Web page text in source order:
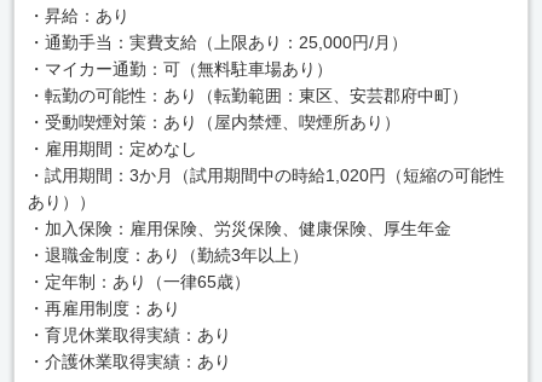
・昇給：あり
・通勤手当：実費支給（上限あり：25,000円/月）
・マイカー通勤：可（無料駐車場あり）
・転勤の可能性：あり（転勤範囲：東区、安芸郡府中町）
・受動喫煙対策：あり（屋内禁煙、喫煙所あり）
・雇用期間：定めなし
・試用期間：3か月（試用期間中の時給1,020円（短縮の可能性
あり））
・加入保険：雇用保険、労災保険、健康保険、厚生年金
・退職金制度：あり（勤続3年以上）
・定年制：あり（一律65歳）
・再雇用制度：あり
・育児休業取得実績：あり
・介護休業取得実績：あり